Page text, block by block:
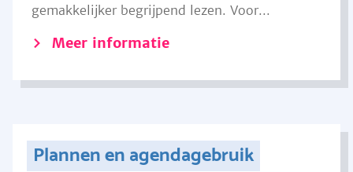
gemakkelijker begrijpend lezen. Voor...
Meer informatie
Plannen en agendagebruik